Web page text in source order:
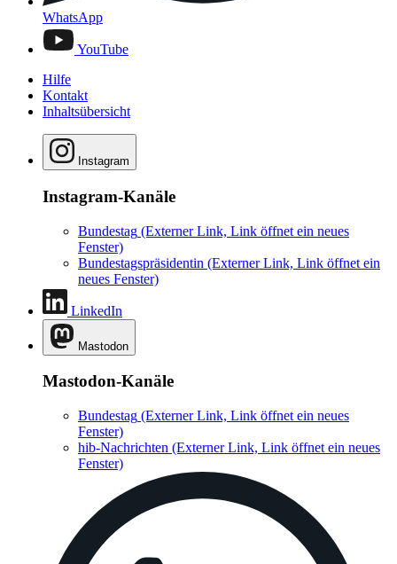
WhatsApp
YouTube
Hilfe
Kontakt
Inhaltsübersicht
Instagram
Instagram-Kanäle
Bundestag (Externer Link, Link öffnet ein neues
Fenster)
Bundestagspräsidentin (Externer Link, Link öffnet ein
neues Fenster)
LinkedIn
Mastodon
Mastodon-Kanäle
Bundestag (Externer Link, Link öffnet ein neues
Fenster)
hib-Nachrichten (Externer Link, Link öffnet ein neues
Fenster)